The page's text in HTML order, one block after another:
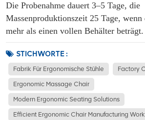
Die Probenahme dauert 3–5 Tage, die
Massenproduktionszeit 25 Tage,
mehr als einen vollen Behälter beträgt.
STICHWORTE :
Fabrik Für Ergonomische Stühle Factory
Ergonomic Massage Chair
Modern Ergonomic Seating Solutions
Efficient Ergonomic Chair Manufacturing